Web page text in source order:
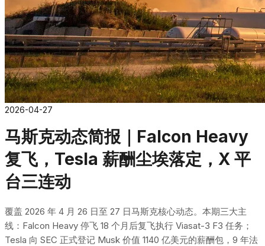
2026-04-27
马斯克动态简报｜Falcon Heavy
复飞，Tesla 薪酬尘埃落定，X 平
台三连动
覆盖 2026 年 4 月 26 日至 27 日马斯克核心动态。本期三大主
线：Falcon Heavy 停飞 18 个月后复飞执行 Viasat-3 F3 任务；
Tesla 向 SEC 正式登记 Musk 价值 1140 亿美元的薪酬包，9 年法